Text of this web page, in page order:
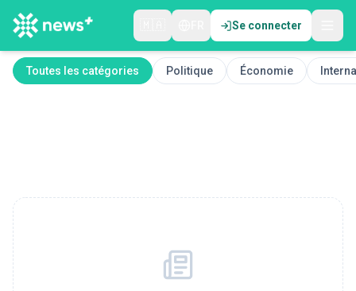
Se connecter
Toutes les catégories Politique Économie